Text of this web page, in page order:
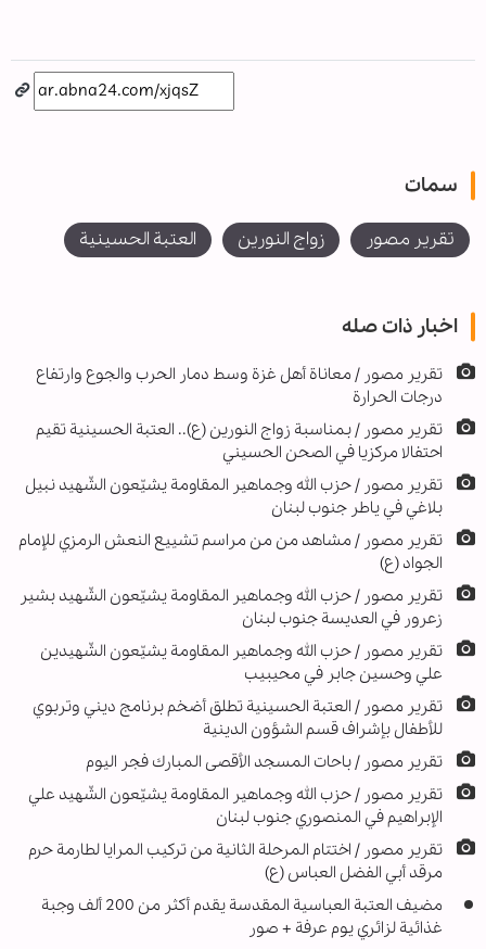
سمات
تقرير مصور زواج النورين العتبة الحسينية
اخبار ذات صله
تقرير مصور / معاناة أهل غزة وسط دمار الحرب والجوع وارتفاع
درجات الحرارة
تقرير مصور / بمناسبة زواج النورين (ع).. العتبة الحسينية تقيم
احتفالا مركزيا في الصحن الحسيني
تقرير مصور / حزب الله وجماهير المقاومة يشيّعون الشّهيد نبيل
بلاغي في ياطر جنوب لبنان
تقرير مصور / مشاهد من من مراسم تشييع النعش الرمزي للإمام
الجواد (ع)
تقرير مصور / حزب الله وجماهير المقاومة يشيّعون الشّهيد بشير
زعرور في العديسة جنوب لبنان
تقریر مصور / حزب الله وجماهير المقاومة يشيّعون الشّهيدين
علي وحسين جابر في محيبيب
تقریر مصور / العتبة الحسينية تطلق أضخم برنامج ديني وتربوي
للأطفال بإشراف قسم الشؤون الدينية
تقرير مصور / باحات المسجد الأقصى المبارك فجر اليوم
تقریر مصور / حزب الله وجماهير المقاومة يشيّعون الشّهيد علي
الإبراهيم في المنصوري جنوب لبنان
تقرير مصور / اختتام المرحلة الثانية من تركيب المرايا لطارمة حرم
مرقد أبي الفضل العباس (ع)
مضيف العتبة العباسية المقدسة يقدم أكثر من 200 ألف وجبة
غذائية لزائري يوم عرفة + صور